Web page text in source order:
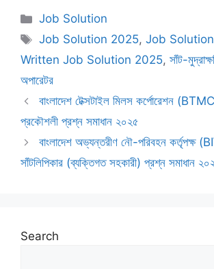
Categories
Job Solution
Tags
Job Solution 2025,Job
Written Job Solution 2025, সাঁট-
অপারেটর
বাংলাদেশ টেক্সটাইল মিলস কর্পোরেশন
প্রকৌশলী প্রশ্ন সমাধান ২০২৫
বাংলাদেশ অভ্যন্তরীণ নৌ-পরিবহন কর্তৃপক্ষ
সাঁটলিপিকার (ব্যক্তিগত সহকারী) প্রশ্ন সমাধান
Search